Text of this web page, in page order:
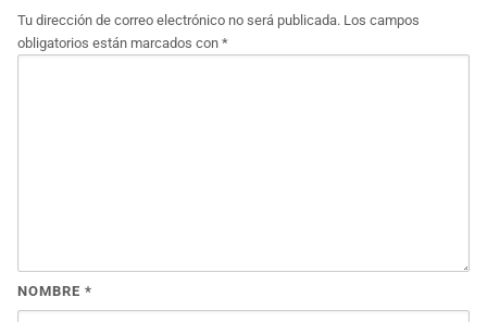
Tu dirección de correo electrónico no será publicada. Los campos
obligatorios están marcados con *
NOMBRE *